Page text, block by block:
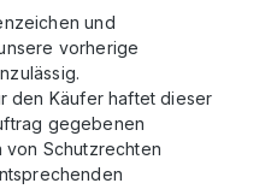
und
vorherige
den Käufer haftet dieser
gegebenen
von Schutzrechten